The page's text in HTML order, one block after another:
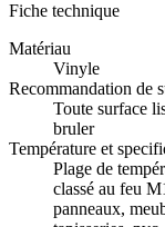
Fiche technique
Matériau
Vinyle
Recommandation de
Toute surface
bruler
Température et
Plage de
classé au feu
panneaux,